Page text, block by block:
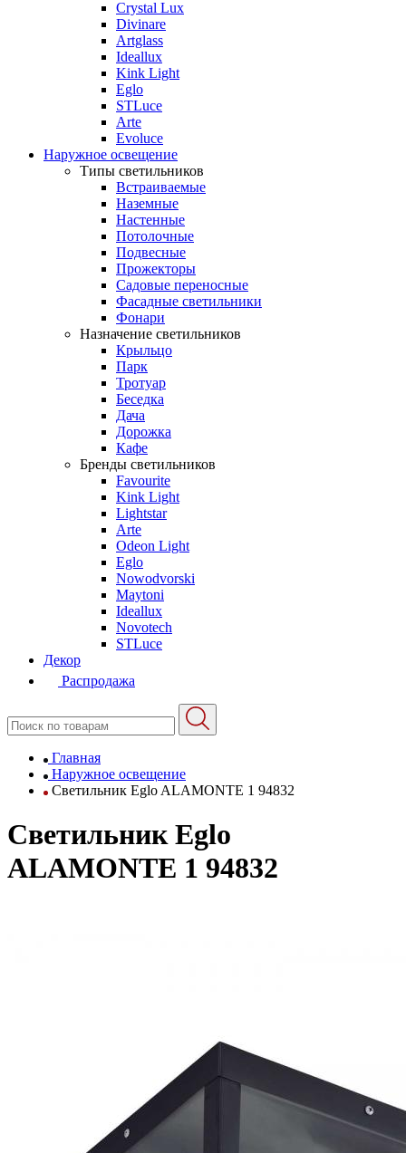
Crystal Lux
Divinare
Artglass
Ideallux
Kink Light
Eglo
STLuce
Arte
Evoluce
Наружное освещение
Типы светильников
Встраиваемые
Наземные
Настенные
Потолочные
Подвесные
Прожекторы
Садовые переносные
Фасадные светильники
Фонари
Назначение светильников
Крыльцо
Парк
Тротуар
Беседка
Дача
Дорожка
Кафе
Бренды светильников
Favourite
Kink Light
Lightstar
Arte
Odeon Light
Eglo
Nowodvorski
Maytoni
Ideallux
Novotech
STLuce
Декор
Распродажа
Главная
Наружное освещение
Светильник Eglo ALAMONTE 1 94832
Светильник Eglo
ALAMONTE 1 94832